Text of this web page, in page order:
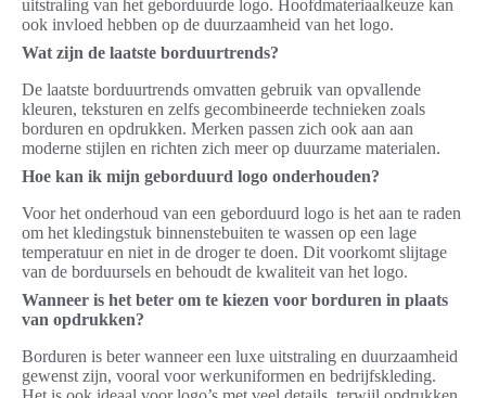
uitstraling van het geborduurde logo. Hoofdmateriaalkeuze kan
ook invloed hebben op de duurzaamheid van het logo.
Wat zijn de laatste borduurtrends?
De laatste borduurtrends omvatten gebruik van opvallende
kleuren, teksturen en zelfs gecombineerde technieken zoals
borduren en opdrukken. Merken passen zich ook aan aan
moderne stijlen en richten zich meer op duurzame materialen.
Hoe kan ik mijn geborduurd logo onderhouden?
Voor het onderhoud van een geborduurd logo is het aan te raden
om het kledingstuk binnenstebuiten te wassen op een lage
temperatuur en niet in de droger te doen. Dit voorkomt slijtage
van de borduursels en behoudt de kwaliteit van het logo.
Wanneer is het beter om te kiezen voor borduren in plaats
van opdrukken?
Borduren is beter wanneer een luxe uitstraling en duurzaamheid
gewenst zijn, vooral voor werkuniformen en bedrijfskleding.